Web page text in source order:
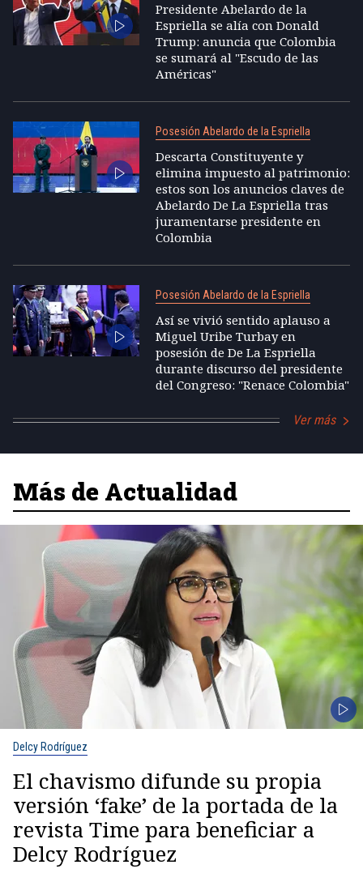
Presidente Abelardo de la
Espriella se alía con Donald
Trump: anuncia que Colombia
se sumará al "Escudo de las
Américas"
Posesión Abelardo de la Espriella
Descarta Constituyente y
elimina impuesto al patrimonio:
estos son los anuncios claves de
Abelardo De La Espriella tras
juramentarse presidente en
Colombia
Posesión Abelardo de la Espriella
Así se vivió sentido aplauso a
Miguel Uribe Turbay en
posesión de De La Espriella
durante discurso del presidente
del Congreso: "Renace Colombia"
Ver más
Más de Actualidad
Delcy Rodríguez
El chavismo difunde su propia
versión ‘fake’ de la portada de la
revista Time para beneficiar a
Delcy Rodríguez